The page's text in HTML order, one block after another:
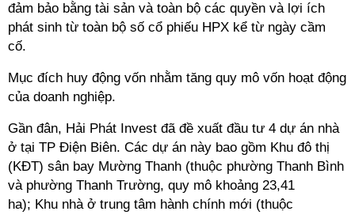
đảm bảo bằng tài sản và toàn bộ các quyền và lợi ích
phát sinh từ toàn bộ số cổ phiếu HPX kể từ ngày cầm
cố.
Mục đích huy động vốn nhằm tăng quy mô vốn hoạt động
của doanh nghiệp.
Gần đân, Hải Phát Invest đã đề xuất đầu tư 4 dự án nhà
ở tại TP Điện Biên. Các dự án này bao gồm Khu đô thị
(KĐT) sân bay Mường Thanh (thuộc phường Thanh Bình
và phường Thanh Trường, quy mô khoảng 23,41
ha); Khu nhà ở trung tâm hành chính mới (thuộc